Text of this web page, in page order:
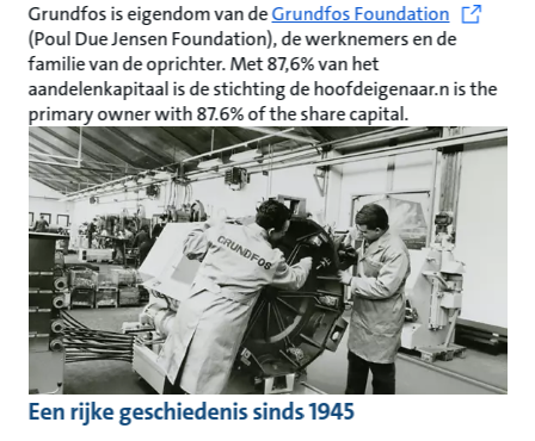
Grundfos is eigendom van deGrundfos Foundation
(Poul Due Jensen Foundation), de werknemers en de
familie van de oprichter. Met 87,6% van het
aandelenkapitaal is de stichting de hoofdeigenaar.n is the
primary owner with 87.6% of the share capital.
Een rijke geschiedenis sinds 1945